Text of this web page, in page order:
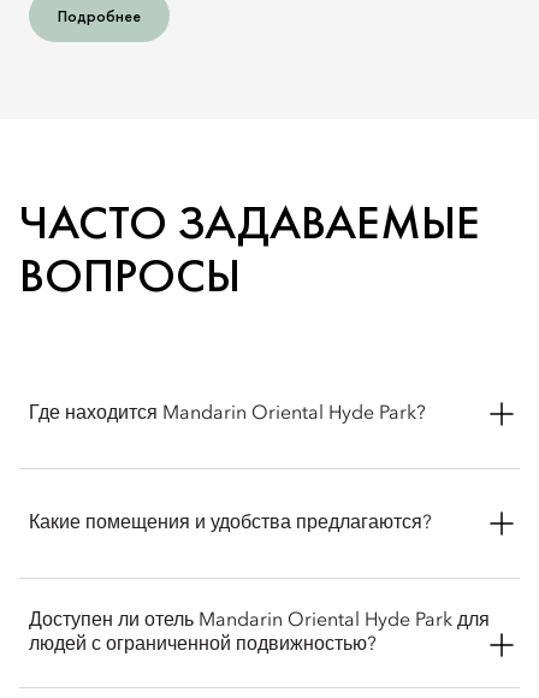
Подробнее
ЧАСТО ЗАДАВАЕМЫЕ
ВОПРОСЫ
Где находится Mandarin Oriental Hyde Park?
Найтсбридж в Лондоне по адресу: 66 Knightsbridge, London
Какие помещения и удобства предлагаются?
рестораны и бары, включая отмеченный звездой
Доступен ли отель Mandarin Oriental Hyde Park для
людей с ограниченной подвижностью?